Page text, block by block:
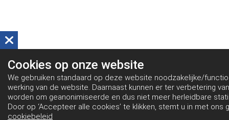
Cookies op onze website
We gebruiken standaard op deze website noodzakelijke/
werking van de website. Daarnaast kunnen er ter verbetering
worden om geanonimiseerde en dus niet meer herleidbare
Door op ‘Accepteer alle cookies’ te klikken, stemt u in met ons
cookiebeleid